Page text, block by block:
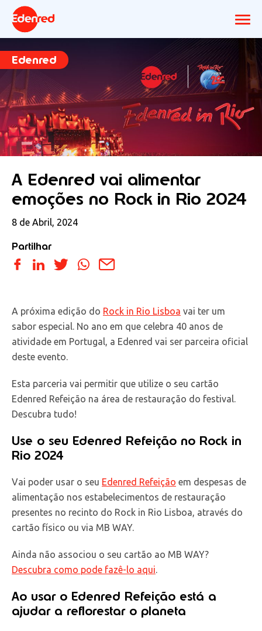
Edenred
A Edenred vai alimentar
emoções no Rock in Rio 2024
8 de Abril, 2024
Partilhar
A próxima edição do Rock in Rio Lisboa vai ter um
sabor especial. No ano em que celebra 40 anos de
atividade em Portugal, a Edenred vai ser parceira oficial
deste evento.
Esta parceria vai permitir que utilize o seu cartão
Edenred Refeição na área de restauração do festival.
Descubra tudo!
Use o seu Edenred Refeição no Rock in
Rio 2024
Vai poder usar o seu Edenred Refeição em despesas de
alimentação nos estabelecimentos de restauração
presentes no recinto do Rock in Rio Lisboa, através do
cartão físico ou via MB WAY.
Ainda não associou o seu cartão ao MB WAY?
Descubra como pode fazê-lo aqui
Ao usar o Edenred Refeição está a
ajudar a reflorestar o planeta